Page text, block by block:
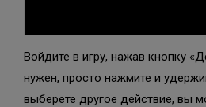
Войдите в игру, нажав кнопку
нужен, просто нажмите и
выберете другое действие, вы